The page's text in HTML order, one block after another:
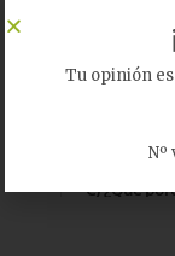
Tu opinión
Nº